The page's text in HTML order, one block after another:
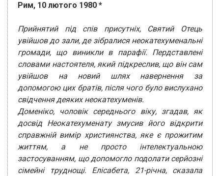
Рим, 10 лютого 1980 *
Прийнятий під спів присутніх, Святий Отець
увійшов до зали, де зібралися неокатехуменальні
громади, що виникли в парафії.
Пердставлені
словами настоятеля, який підкреслив, що він сам
увійшов на новий шлях навернення за
допомогою цих братів, після чого було вислухано
свідчення деяких неокатехуменів.
Доменіко, чоловік середнього віку, згадав, як
досвід Неокатехуменату змусив його відкрити
справжній вимір християнства, яке є прожитим
життям, а не просто інтелектуальною
застосуванням, що допомогло подолати серйозні
сімейні труднощі. Елісабета, 21-річна, сказала